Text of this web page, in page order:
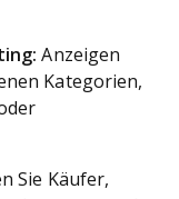
Anzeigen
Kategorien,
Sie Käufer,